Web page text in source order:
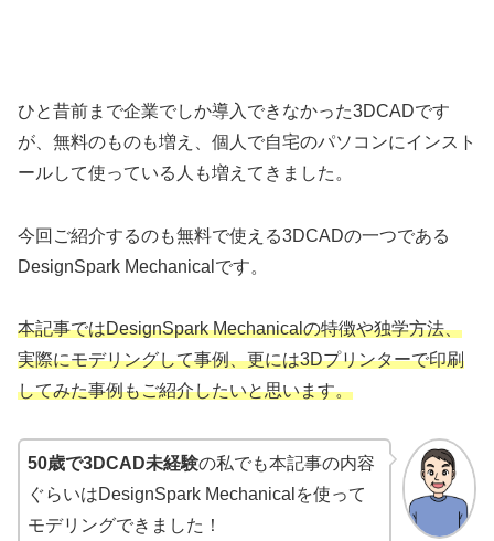
ひと昔前まで企業でしか導入できなかった3DCADです
が、無料のものも増え、個人で自宅のパソコンにインスト
ールして使っている人も増えてきました。
今回ご紹介するのも無料で使える3DCADの一つである
DesignSpark Mechanicalです。
本記事ではDesignSpark Mechanicalの特徴や独学方法、
実際にモデリングして事例、更には3Dプリンターで印刷
してみた事例もご紹介したいと思います。
50歳で3DCAD未経験の私でも本記事の内容
ぐらいはDesignSpark Mechanicalを使って
モデリングできました！